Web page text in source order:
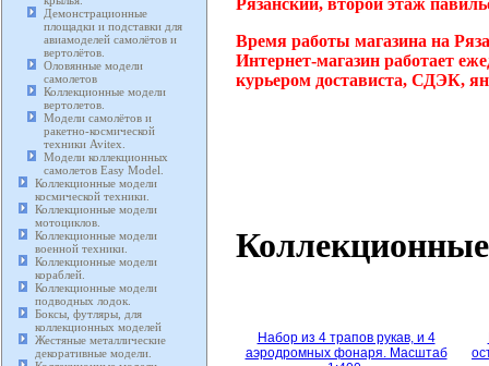
Демонстрационные
площадки и подставки для
авиамоделей самолётов и
вертолётов.
Оловянные модели
самолетов
Коллекционные модели
вертолетов.
Модели самолётов и
ракетно-космической
техники Avitex.
Модели коллекционных
самолетов Easy Model.
Коллекционные модели
космической техники.
Коллекционные модели
мотоциклов.
Коллекционные модели
военной техники.
Коллекционные модели
кораблей.
Коллекционные модели
подводных лодок.
Боксы, футляры, для
коллекционных моделей
Жестяные металлические
декоративные модели.
Рязанский, второй этаж
Время работы магазина на
Интернет-магазин работает
курьером достависта, СДЭК,
Набор из 4 трапов рукав, и 4
аэродромных фонаря. Масштаб